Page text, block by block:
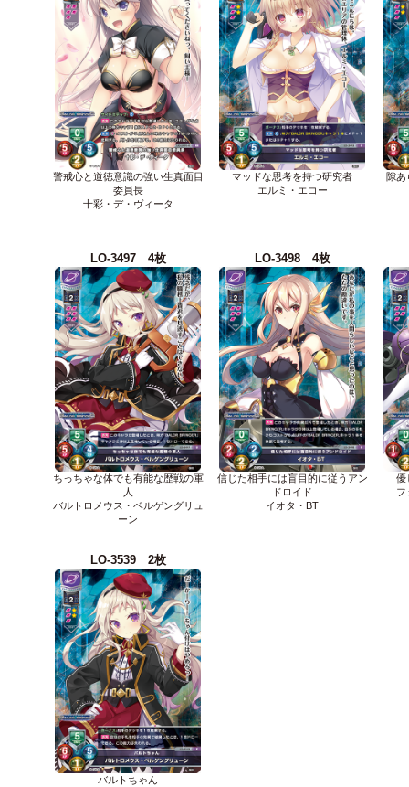
警戒心と道徳意識の強い生真面目
委員長
十彩・デ・ヴィータ
マッドな思考を持つ研究者
エルミ・エコー
隙あ
LO-3497 4枚
ちっちゃな体でも有能な歴戦の軍
人
バルトロメウス・ベルゲングリュ
ーン
LO-3498 4枚
信じた相手には盲目的に従うアン
ドロイド
イオタ・BT
優
フ
LO-3539 2枚
バルトちゃん